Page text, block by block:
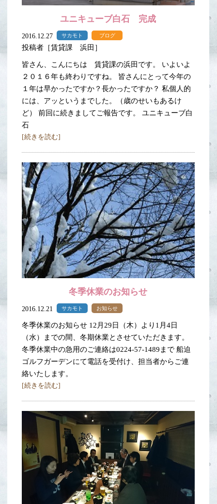
ユニキューブ白石 完成
2016.12.27 サカモト ブログ
投稿者［賃貸課 浜田］
皆さん、こんにちは 賃貸課の浜田です。 いよいよ
２０１６年も終わりですね。 皆さんにとって今年の
１年は早かったですか？長かったですか？ 私個人的
には、アッというまでした。（歳のせいもあるけ
ど） 前回に続きましてご報告です。 ユニキューブ白
石
[続きを読む]
冬季休業のお知らせ
2016.12.21 サカモト お知らせ
冬季休業のお知らせ 12月29日（木）より1月4日
（水）までの間、冬期休業とさせていただきます。
冬季休業中の急用のご連絡は0224-57-1489まで 船迫
ゴルフガーデンにて電話を受付け、担当者からご連
絡いたします。
[続きを読む]